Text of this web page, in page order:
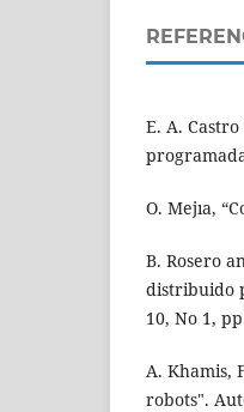
E. A.
O. Mejıa,
B. Rosero
distribuido
10, No 1,
A. Khamis,
robots".